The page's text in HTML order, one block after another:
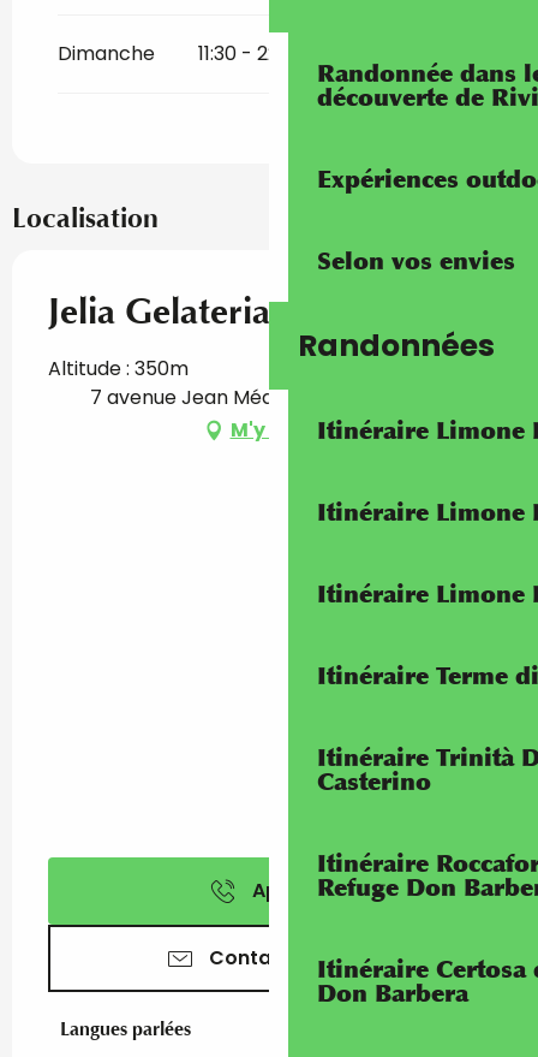
Randonnée dans
découverte de
Expériences
Selon vos envies
Randonnées
Itinéraire Limone
Itinéraire Limone
Itinéraire Limone
Itinéraire Terme
Itinéraire Trinità
Casterino
Itinéraire
Refuge Don
Itinéraire Certosa
Don Barbera
Dimanche 11:30 - 22:00
Localisation
Jelia Gelateria
Altitude : 350m
7 avenue Jean Médecin, 06380 Sospel
M'y rendre
Appeler
Contactez-nous
Langues parlées
Langues parlées